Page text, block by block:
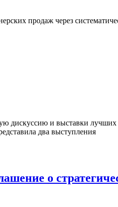
продаж через
и выставки
два выступления
о